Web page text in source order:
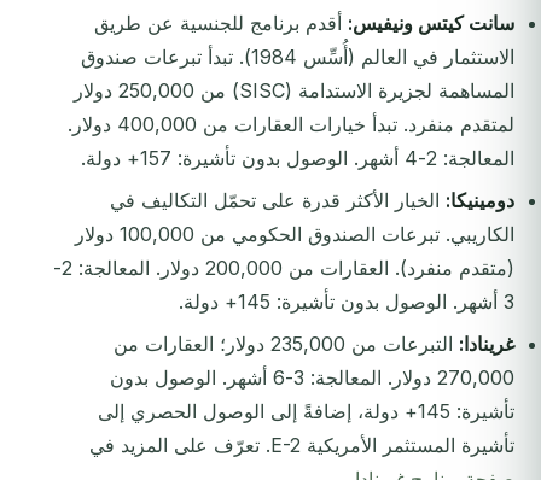
سانت كيتس ونيفيس: أقدم برنامج للجنسية عن طريق
الاستثمار في العالم (أُسِّس 1984). تبدأ تبرعات صندوق
المساهمة لجزيرة الاستدامة (SISC) من 250,000 دولار
لمتقدم منفرد. تبدأ خيارات العقارات من 400,000 دولار.
المعالجة: 2-4 أشهر. الوصول بدون تأشيرة: 157+ دولة.
دومينيكا: الخيار الأكثر قدرة على تحمّل التكاليف في
الكاريبي. تبرعات الصندوق الحكومي من 100,000 دولار
(متقدم منفرد). العقارات من 200,000 دولار. المعالجة: 2-
3 أشهر. الوصول بدون تأشيرة: 145+ دولة.
غرينادا:
التبرعات من 235,000 دولار؛ العقارات من
270,000 دولار. المعالجة: 3-6 أشهر. الوصول بدون
تأشيرة: 145+ دولة، إضافةً إلى الوصول الحصري إلى
تأشيرة المستثمر الأمريكية E-2. تعرّف على المزيد في